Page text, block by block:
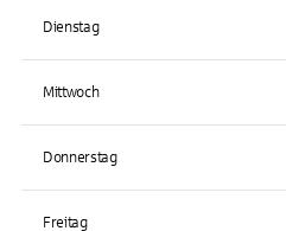
Dienstag
Mittwoch
Donnerstag
Freitag